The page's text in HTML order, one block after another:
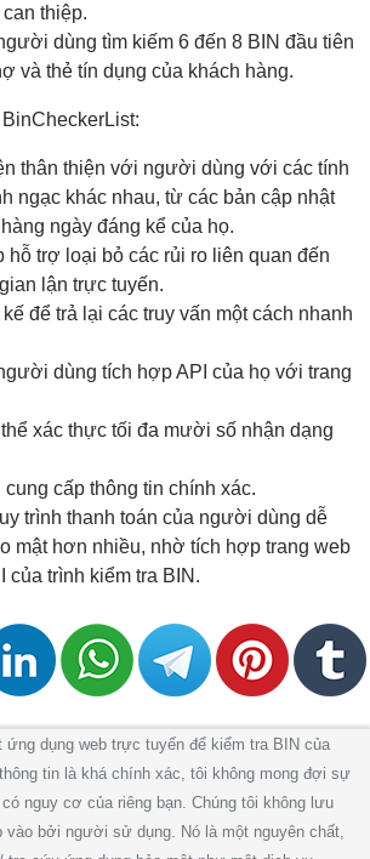
thiệp.
dùng tìm kiếm 6 đến 8 BIN đầu tiên
và thẻ tín dụng của khách hàng.
thân thiện với người dùng với các tính
ngạc khác nhau, từ các bản cập nhật
ngày đáng kể của họ.
hỗ trợ loại bỏ các rủi ro liên quan đến
lận trực tuyến.
để trả lại các truy vấn một cách nhanh
dùng tích hợp API của họ với trang
xác thực tối đa mười số nhận dạng
cấp thông tin chính xác.
trình thanh toán của người dùng dễ
mật hơn nhiều, nhờ tích hợp trang web
của trình kiểm tra BIN.
ứng dụng web trực tuyến để kiểm tra BIN của
tin là khá chính xác, tôi không mong đợi sự
nguy cơ của riêng bạn. Chúng tôi không lưu
bởi người sử dụng. Nó là một nguyên chất,